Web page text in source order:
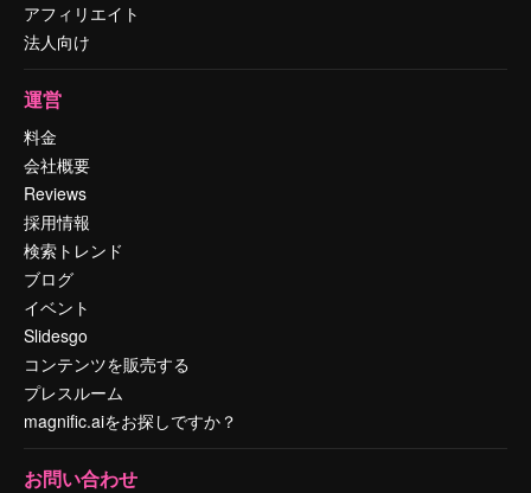
アフィリエイト
法人向け
運営
料金
会社概要
Reviews
採用情報
検索トレンド
ブログ
イベント
Slidesgo
コンテンツを販売する
プレスルーム
magnific.aiをお探しですか？
お問い合わせ